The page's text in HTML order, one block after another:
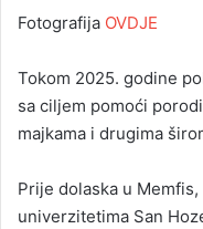
Fotografija OVDJE
Tokom 2025. godine
sa ciljem pomoći
majkama i drugima
Prije dolaska u
univerzitetima San